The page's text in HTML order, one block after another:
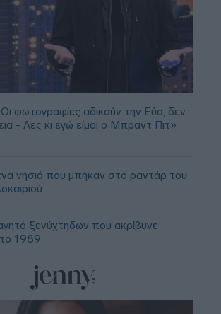
φωτογραφίες αδικούν την Εύα, δεν
- Λες κι εγώ είμαι ο Μπραντ Πιτ»
νησιά που μπήκαν στο ραντάρ του
ξενύχτηδων που ακρίβυνε
1989